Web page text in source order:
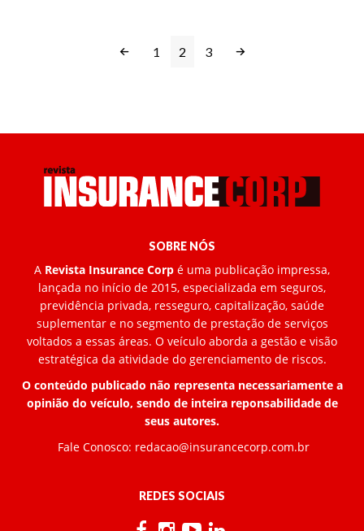
1 2 3
SOBRE NÓS
A Revista Insurance Corp é uma publicação impressa,
lançada no início de 2015, especializada em seguros,
previdência privada, resseguro, capitalização, saúde
suplementar e no segmento de prestação de serviços
voltados a essas áreas. O veículo aborda a gestão e visão
estratégica da atividade do gerenciamento de riscos.
O conteúdo publicado não representa necessariamente a
opinião do veículo, sendo de inteira reponsabilidade de
seus autores.
Fale Conosco: redacao@insurancecorp.com.br
REDES SOCIAIS